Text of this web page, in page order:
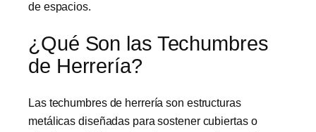
de espacios.
¿Qué Son las Techumbres
de Herrería?
Las techumbres de herrería son estructuras
metálicas diseñadas para sostener cubiertas o